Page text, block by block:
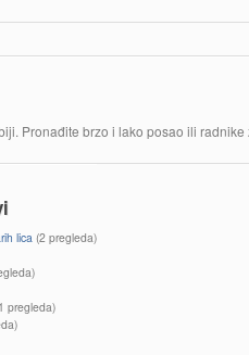
Pronađite brzo i lako posao ili
lica (2 pregleda)
pregleda)